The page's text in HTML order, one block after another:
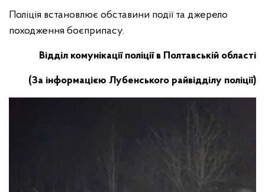
Поліція встановлює обставини події та джерело
походження боєприпасу.
Відділ комунікації поліції в Полтавській області
(За інформацією Лубенського райвідділу поліції)